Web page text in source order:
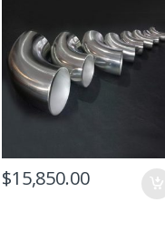
$15,850.00